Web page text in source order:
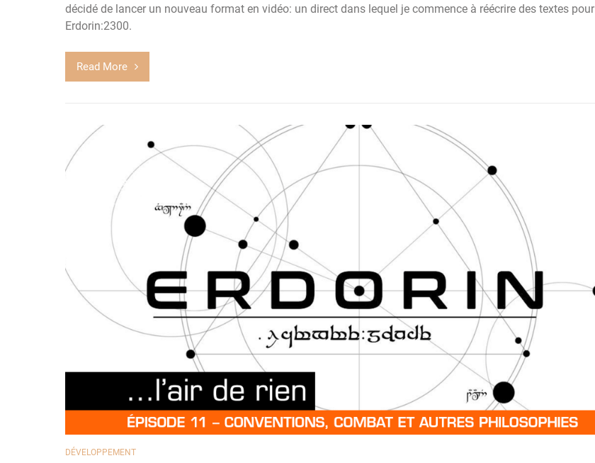
décidé de lancer un nouveau format en vidéo: un direct dans lequel je commence à réécrire des textes pour
Erdorin:2300.
Read More
DÉVELOPPEMENT